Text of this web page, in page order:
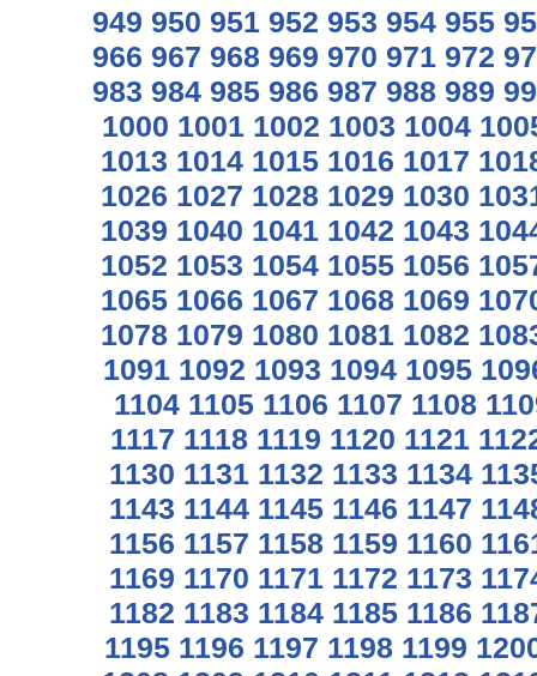
949 950 951 952 953 954 955
966 967 968 969 970 971 972
983 984 985 986 987 988 989
1000 1001 1002 1003 1004
1013 1014 1015 1016 1017
1026 1027 1028 1029 1030
1039 1040 1041 1042 1043
1052 1053 1054 1055 1056
1065 1066 1067 1068 1069
1078 1079 1080 1081 1082
1091 1092 1093 1094 1095
1104 1105 1106 1107 1108
1117 1118 1119 1120 1121
1130 1131 1132 1133 1134
1143 1144 1145 1146 1147
1156 1157 1158 1159 1160
1169 1170 1171 1172 1173
1182 1183 1184 1185 1186
1195 1196 1197 1198 1199